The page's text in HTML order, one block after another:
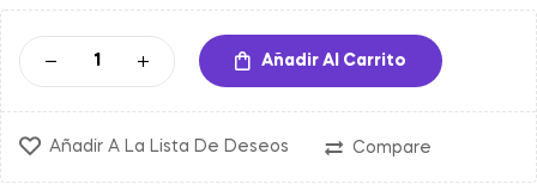
Añadir Al Carrito
Añadir A La Lista De Deseos Compare